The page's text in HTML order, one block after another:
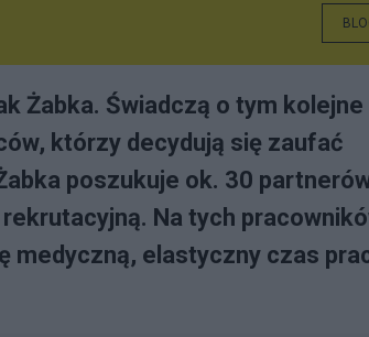
Żabka. Świadczą o tym kolejne
którzy decydują się zaufać
poszukuje ok. 30
Na tych
medyczną, elastyczny czas